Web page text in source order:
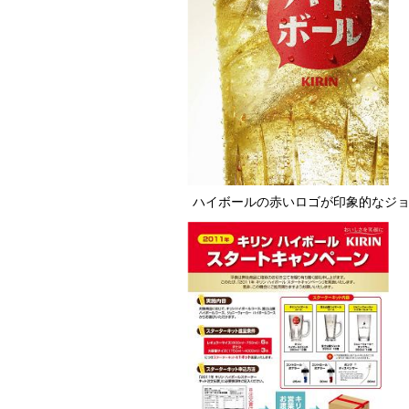
ハイボールの赤いロゴが印象的なジ